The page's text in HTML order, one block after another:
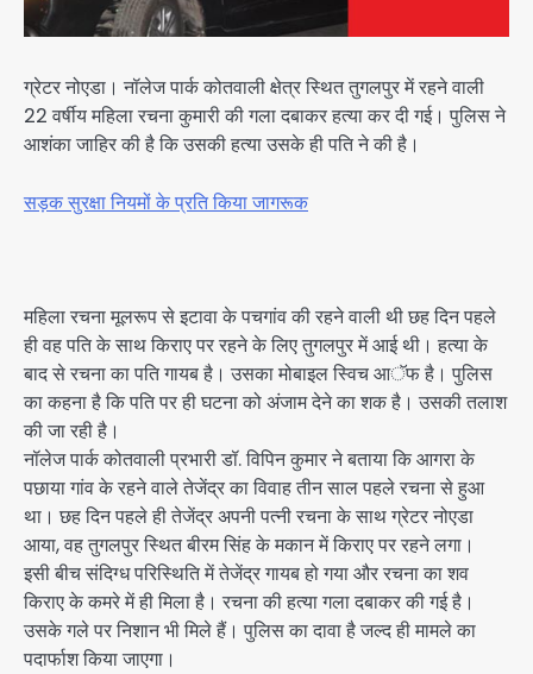
ग्रेटर नोएडा। नॉलेज पार्क कोतवाली क्षेत्र स्थित तुगलपुर में रहने वाली
22 वर्षीय महिला रचना कुमारी की गला दबाकर हत्या कर दी गई। पुलिस ने
आशंका जाहिर की है कि उसकी हत्या उसके ही पति ने की है।
सड़क सुरक्षा नियमों के प्रति किया जागरूक
महिला रचना मूलरूप से इटावा के पचगांव की रहने वाली थी छह दिन पहले
ही वह पति के साथ किराए पर रहने के लिए तुगलपुर में आई थी। हत्या के
बाद से रचना का पति गायब है। उसका मोबाइल स्विच आॅफ है। पुलिस
का कहना है कि पति पर ही घटना को अंजाम देने का शक है। उसकी तलाश
की जा रही है।
नॉलेज पार्क कोतवाली प्रभारी डॉ. विपिन कुमार ने बताया कि आगरा के
पछाया गांव के रहने वाले तेजेंद्र का विवाह तीन साल पहले रचना से हुआ
था। छह दिन पहले ही तेजेंद्र अपनी पत्नी रचना के साथ ग्रेटर नोएडा
आया, वह तुगलपुर स्थित बीरम सिंह के मकान में किराए पर रहने लगा।
इसी बीच संदिग्ध परिस्थिति में तेजेंद्र गायब हो गया और रचना का शव
किराए के कमरे में ही मिला है। रचना की हत्या गला दबाकर की गई है।
उसके गले पर निशान भी मिले हैं। पुलिस का दावा है जल्द ही मामले का
पदार्फाश किया जाएगा।